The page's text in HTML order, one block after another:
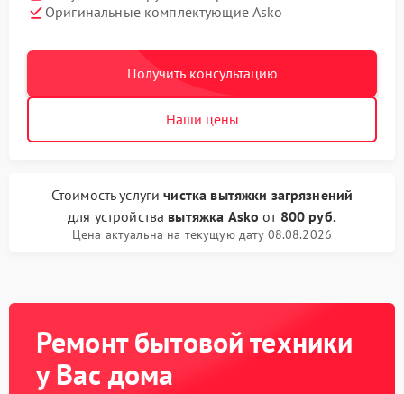
Оригинальные комплектующие Asko
Получить консультацию
Наши цены
Стоимость услугичистка вытяжки загрязнений
для устройства вытяжка Asko от 800 руб.
Цена актуальна на текущую дату 08.08.2026
Ремонт бытовой техники
у Вас дома